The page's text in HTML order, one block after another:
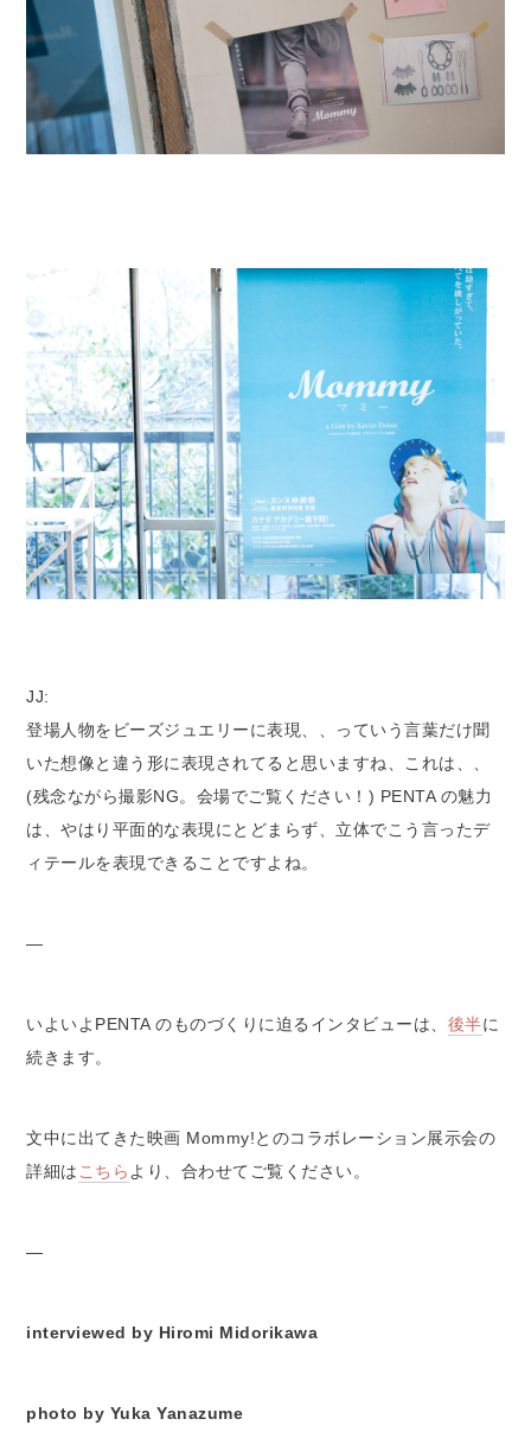
JJ:
登場人物をビーズジュエリーに表現、、っていう言葉だけ聞
いた想像と違う形に表現されてると思いますね、これは、、
(残念ながら撮影NG。会場でご覧ください！) PENTA の魅力
は、やはり平面的な表現にとどまらず、立体でこう言ったデ
ィテールを表現できることですよね。
—
いよいよPENTA のものづくりに迫るインタビューは、 後半に
続きます。
文中に出てきた映画 Mommy!とのコラボレーション展示会の
詳細はこちらより、合わせてご覧ください。
—
interviewed by Hiromi Midorikawa
photo by Yuka Yanazume